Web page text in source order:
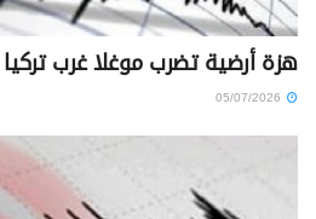
هزة أرضية تضرب موغلا غرب تركيا